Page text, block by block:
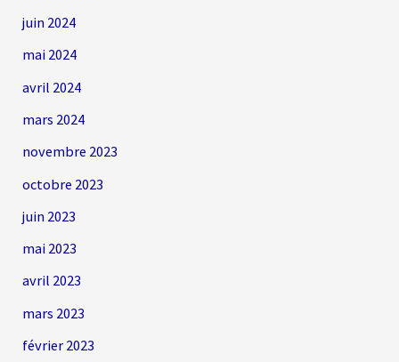
juin 2024
mai 2024
avril 2024
mars 2024
novembre 2023
octobre 2023
juin 2023
mai 2023
avril 2023
mars 2023
février 2023